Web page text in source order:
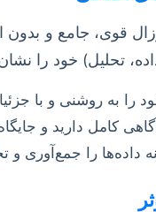
قوی، جامع و بدون
تحلیل) خود را
را به روشنی و با
کامل دارید و
داده‌ها را جمع‌آوری و